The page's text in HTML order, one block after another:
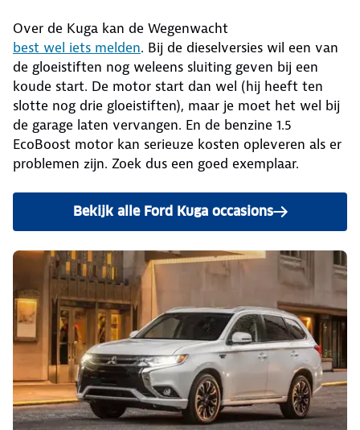
Over de Kuga kan de Wegenwacht
best wel iets melden. Bij de dieselversies wil een van
de gloeistiften nog weleens sluiting geven bij een
koude start. De motor start dan wel (hij heeft ten
slotte nog drie gloeistiften), maar je moet het wel bij
de garage laten vervangen. En de benzine 1.5
EcoBoost motor kan serieuze kosten opleveren als er
problemen zijn. Zoek dus een goed exemplaar.
Bekijk alle Ford Kuga occasions